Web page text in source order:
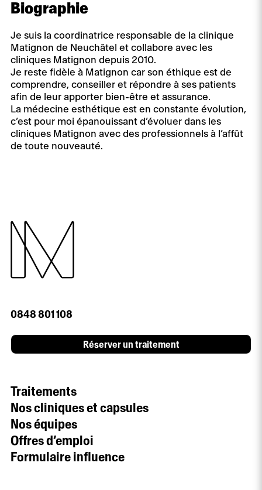
Biographie
Je suis la coordinatrice responsable de la clinique
Matignon de Neuchâtel et collabore avec les
cliniques Matignon depuis 2010.
Je reste fidèle à Matignon car son éthique est de
comprendre, conseiller et répondre à ses patients
afin de leur apporter bien-être et assurance.
La médecine esthétique est en constante évolution,
c’est pour moi épanouissant d’évoluer dans les
cliniques Matignon avec des professionnels à l’affût
de toute nouveauté.
0848 801 108
Réserver un traitement
Traitements
Nos cliniques et capsules
Nos équipes
Offres d’emploi
Formulaire influence